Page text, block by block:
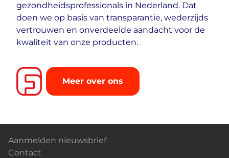
gezondheidsprofessionals in Nederland. Dat
doen we op basis van transparantie, wederzijds
vertrouwen en onverdeelde aandacht voor de
kwaliteit van onze producten.
Meer over ons
Aanmelden nieuwsbrief
Contact